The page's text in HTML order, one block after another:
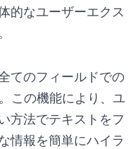
的なユーザーエクス
てのフィールドでの
この機能により、ユ
方法でテキストをフ
情報を簡単にハイラ